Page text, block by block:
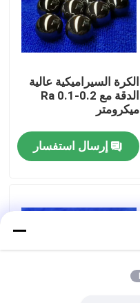
الكرة السيراميكية عالية
الدقة مع Ra 0.1-0.2
ميكرومتر
إرسال استفسار